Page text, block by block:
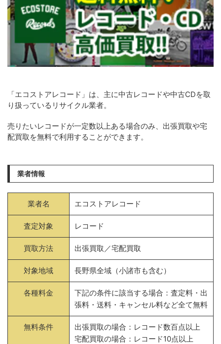
「エコストアレコード」は、主に中古レコードや中古CDを取
り扱っているリサイクル業者。
売りたいレコードが一定数以上ある場合のみ、出張買取や宅
配買取を無料で利用することができます。
業者情報
業者名 エコストアレコード
査定対象 レコード
買取方法 出張買取／宅配買取
対象地域 長野県全域（小諸市も含む）
各種料金
下記の条件に該当する場合：査定料・出
張料・送料・キャンセル料など全て無料
無料条件
出張買取の場合：レコード数百点以上
宅配買取の場合：レコード10点以上